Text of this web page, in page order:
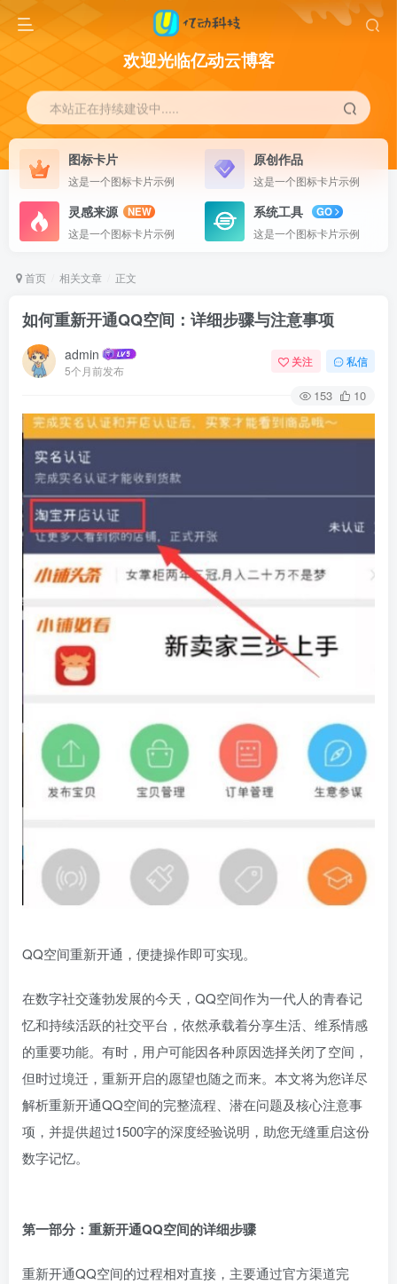
欢迎光临亿动云博客
本站正在持续建设中.....
图标卡片
这是一个图标卡片示例
原创作品
这是一个图标卡片示例
灵感来源
NEW
这是一个图标卡片示例
系统工具
GO
这是一个图标卡片示例
首页 相关文章 正文
如何重新开通QQ空间：详细步骤与注意事项
admin
5个月前发布
关注 私信
153 10
QQ空间重新开通，便捷操作即可实现。
在数字社交蓬勃发展的今天，QQ空间作为一代人的青春记
忆和持续活跃的社交平台，依然承载着分享生活、维系情感
的重要功能。有时，用户可能因各种原因选择关闭了空间，
但时过境迁，重新开启的愿望也随之而来。本文将为您详尽
解析重新开通QQ空间的完整流程、潜在问题及核心注意事
项，并提供超过1500字的深度经验说明，助您无缝重启这份
数字记忆。
第一部分：重新开通QQ空间的详细步骤
重新开通QQ空间的过程相对直接，主要通过官方渠道完